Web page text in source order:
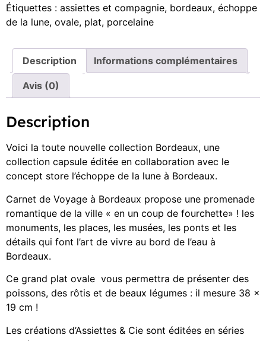
Étiquettes : assiettes et compagnie, bordeaux, échoppe
de la lune, ovale, plat, porcelaine
Description Informations complémentaires
Avis (0)
Description
Voici la toute nouvelle collection Bordeaux, une
collection capsule éditée en collaboration avec le
concept store l’échoppe de la lune à Bordeaux.
Carnet de Voyage à Bordeaux propose une promenade
romantique de la ville « en un coup de fourchette» ! les
monuments, les places, les musées, les ponts et les
détails qui font l’art de vivre au bord de l’eau à
Bordeaux.
Ce grand plat ovale vous permettra de présenter des
poissons, des rôtis et de beaux légumes : il mesure 38 x
19 cm !
Les créations d’Assiettes & Cie sont éditées en séries